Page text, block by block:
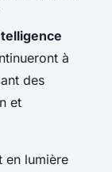
à
des
et
en lumière